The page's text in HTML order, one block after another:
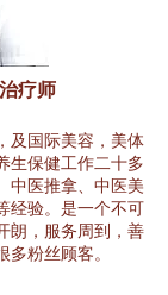
疗师
及国际美容，美体
生保健工作二十多
中医推拿、中医美
经验。是一个不可
朗，服务周到，善
多粉丝顾客。